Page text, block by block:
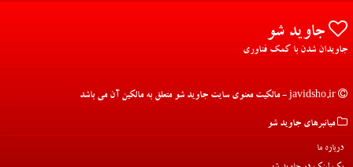
جاوید شو
جاویدان شدن با کمک فناوری
میانبرهای جاوید شو
درباره ما